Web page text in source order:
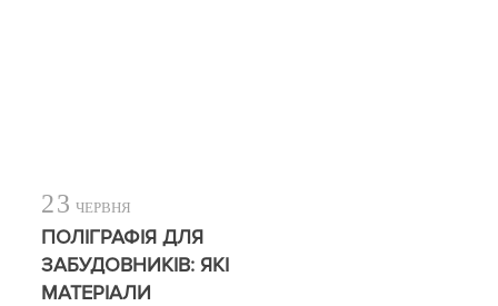
23 ЧЕРВНЯ
ПОЛІГРАФІЯ ДЛЯ
ЗАБУДОВНИКІВ: ЯКІ
МАТЕРІАЛИ